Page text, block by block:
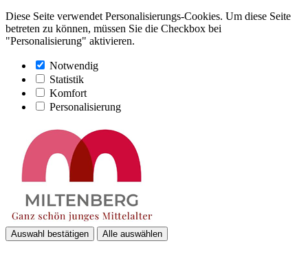
Diese Seite verwendet Personalisierungs-Cookies. Um diese Seite
betreten zu können, müssen Sie die Checkbox bei
"Personalisierung" aktivieren.
Notwendig
Statistik
Komfort
Personalisierung
Auswahl bestätigen Alle auswählen